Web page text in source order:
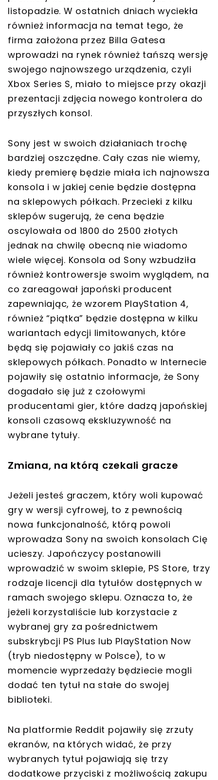
listopadzie. W ostatnich dniach wyciekła
również informacja na temat tego, że
firma założona przez Billa Gatesa
wprowadzi na rynek również tańszą wersję
swojego najnowszego urządzenia, czyli
Xbox Series S, miało to miejsce przy okazji
prezentacji zdjęcia nowego kontrolera do
przyszłych konsol.
Sony jest w swoich działaniach trochę
bardziej oszczędne. Cały czas nie wiemy,
kiedy premierę będzie miała ich najnowsza
konsola i w jakiej cenie będzie dostępna
na sklepowych półkach. Przecieki z kilku
sklepów sugerują, że cena będzie
oscylowała od 1800 do 2500 złotych
jednak na chwilę obecną nie wiadomo
wiele więcej. Konsola od Sony wzbudziła
również kontrowersje swoim wyglądem, na
co zareagował japoński producent
zapewniając, że wzorem PlayStation 4,
również “piątka” będzie dostępna w kilku
wariantach edycji limitowanych, które
będą się pojawiały co jakiś czas na
sklepowych półkach. Ponadto w Internecie
pojawiły się ostatnio informacje, że Sony
dogadało się już z czołowymi
producentami gier, które dadzą japońskiej
konsoli czasową ekskluzywność na
wybrane tytuły.
Zmiana, na którą czekali gracze
Jeżeli jesteś graczem, który woli kupować
gry w wersji cyfrowej, to z pewnością
nowa funkcjonalność, którą powoli
wprowadza Sony na swoich konsolach Cię
ucieszy. Japończycy postanowili
wprowadzić w swoim sklepie, PS Store, trzy
rodzaje licencji dla tytułów dostępnych w
ramach swojego sklepu. Oznacza to, że
jeżeli korzystaliście lub korzystacie z
wybranej gry za pośrednictwem
subskrybcji PS Plus lub PlayStation Now
(tryb niedostępny w Polsce), to w
momencie wyprzedaży będziecie mogli
dodać ten tytuł na stałe do swojej
biblioteki.
Na platformie Reddit pojawiły się zrzuty
ekranów, na których widać, że przy
wybranych tytuł pojawiają się trzy
dodatkowe przyciski z możliwością zakupu